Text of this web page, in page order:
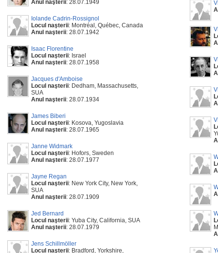
Anul naşterii: 28.07.1949
Iolande Cadrin-Rossignol
Locul naşterii: Montréal, Québec, Canada
Anul naşterii: 28.07.1942
Isaac Florentine
Locul naşterii: Israel
Anul naşterii: 28.07.1958
Jacques d'Amboise
Locul naşterii: Dedham, Massachusetts,
SUA
Anul naşterii: 28.07.1934
James Biberi
Locul naşterii: Kosova, Yugoslavia
Anul naşterii: 28.07.1965
Janne Widmark
Locul naşterii: Hofors, Sweden
Anul naşterii: 28.07.1977
Jayne Regan
Locul naşterii: New York City, New York,
SUA
Anul naşterii: 28.07.1909
Jed Bernard
Locul naşterii: Yuba City, California, SUA
Anul naşterii: 28.07.1979
Jens Schillmöller
Locul naşterii: Bradford, Yorkshire,